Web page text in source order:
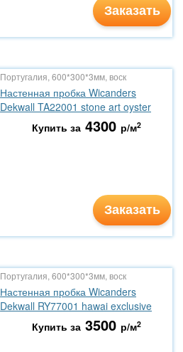
Заказать
Португалия, 600*300*3мм, воск
Настенная пробка Wicanders
Dekwall TA22001 stone art oyster
Купить за 4300 р/м2
Заказать
Португалия, 600*300*3мм, воск
Настенная пробка Wicanders
Dekwall RY77001 hawai exclusive
Купить за 3500 р/м2